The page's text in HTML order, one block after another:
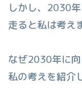
しかし、2030
走ると私は考え
なぜ2030年に
私の考えを紹介